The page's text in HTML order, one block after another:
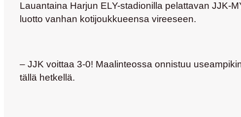
Lauantaina Harjun ELY-stadionilla pelattavan JJK-
luotto vanhan kotijoukkueensa vireeseen.
– JJK voittaa 3-0! Maalinteossa onnistuu
tällä hetkellä.